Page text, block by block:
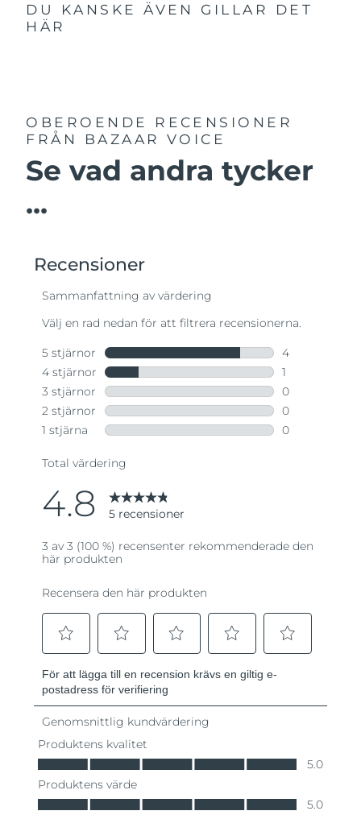
DU KANSKE ÄVEN GILLAR DET
HÄR
OBEROENDE RECENSIONER
FRÅN BAZAAR VOICE
Se vad andra tycker
...